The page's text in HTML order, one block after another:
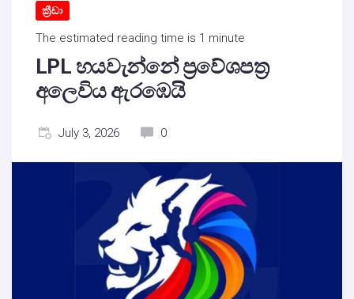
ක්‍රීඩා
The estimated reading time is 1 minute
LPL හයවැන්නේ ප්‍රවේශපත්‍ර
අලෙවිය ඇරඹෙයි
July 3, 2026 0